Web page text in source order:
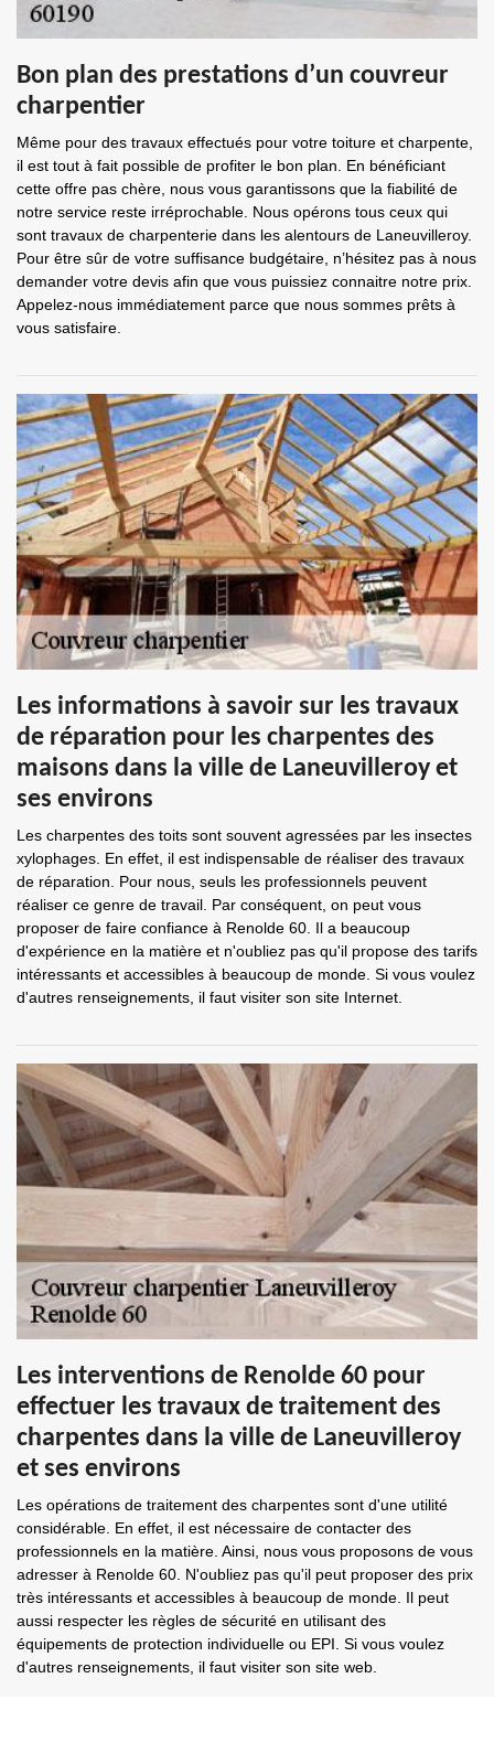
Bon plan des prestations d’un couvreur
charpentier
Même pour des travaux effectués pour votre toiture et charpente,
il est tout à fait possible de profiter le bon plan. En bénéficiant
cette offre pas chère, nous vous garantissons que la fiabilité de
notre service reste irréprochable. Nous opérons tous ceux qui
sont travaux de charpenterie dans les alentours de Laneuvilleroy.
Pour être sûr de votre suffisance budgétaire, n’hésitez pas à nous
demander votre devis afin que vous puissiez connaitre notre prix.
Appelez-nous immédiatement parce que nous sommes prêts à
vous satisfaire.
Les informations à savoir sur les travaux
de réparation pour les charpentes des
maisons dans la ville de Laneuvilleroy et
ses environs
Les charpentes des toits sont souvent agressées par les insectes
xylophages. En effet, il est indispensable de réaliser des travaux
de réparation. Pour nous, seuls les professionnels peuvent
réaliser ce genre de travail. Par conséquent, on peut vous
proposer de faire confiance à Renolde 60. Il a beaucoup
d'expérience en la matière et n'oubliez pas qu'il propose des tarifs
intéressants et accessibles à beaucoup de monde. Si vous voulez
d'autres renseignements, il faut visiter son site Internet.
Les interventions de Renolde 60 pour
effectuer les travaux de traitement des
charpentes dans la ville de Laneuvilleroy
et ses environs
Les opérations de traitement des charpentes sont d'une utilité
considérable. En effet, il est nécessaire de contacter des
professionnels en la matière. Ainsi, nous vous proposons de vous
adresser à Renolde 60. N'oubliez pas qu'il peut proposer des prix
très intéressants et accessibles à beaucoup de monde. Il peut
aussi respecter les règles de sécurité en utilisant des
équipements de protection individuelle ou EPI. Si vous voulez
d'autres renseignements, il faut visiter son site web.